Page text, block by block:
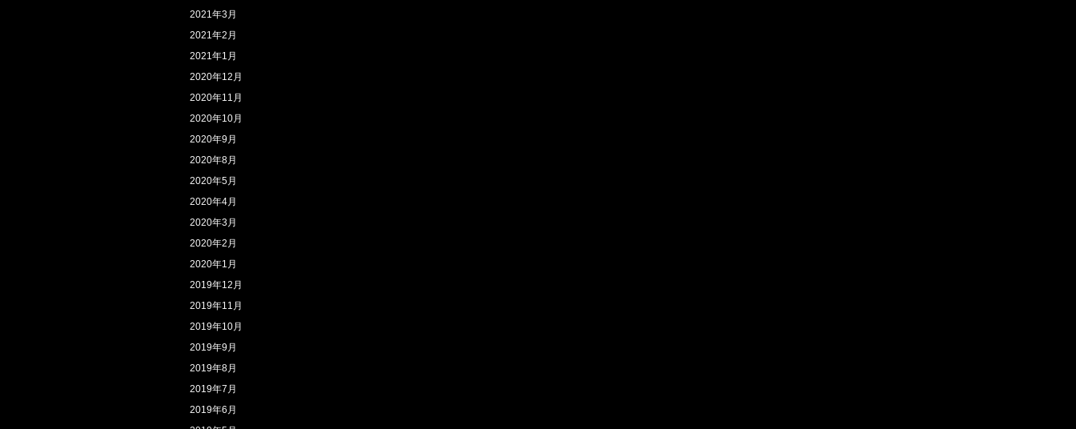
2021年3月
2021年2月
2021年1月
2020年12月
2020年11月
2020年10月
2020年9月
2020年8月
2020年5月
2020年4月
2020年3月
2020年2月
2020年1月
2019年12月
2019年11月
2019年10月
2019年9月
2019年8月
2019年7月
2019年6月